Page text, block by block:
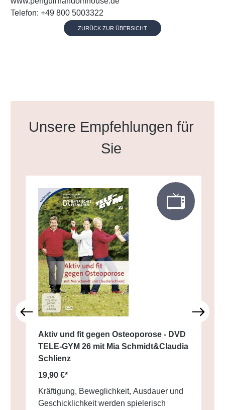
Telefon: +49 800 5003322
ZURÜCK ZUR ÜBERSICHT
Produktgalerie überspringen
Unsere Empfehlungen für
Sie
Aktiv und fit gegen Osteoporose - DVD
TELE-GYM 26 mit Mia Schmidt&Claudia
Schlienz
19,90 €*
Kräftigung, Beweglichkeit, Ausdauer und
Geschicklichkeit werden spielerisch